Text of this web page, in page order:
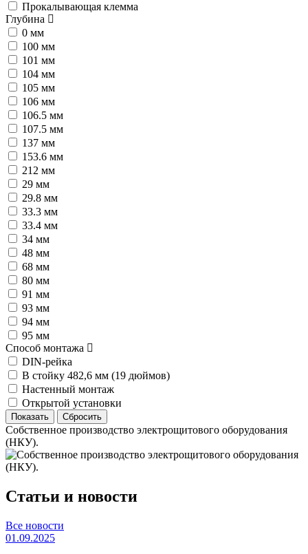
Прокалывающая клемма
Глубина
0 мм
100 мм
101 мм
104 мм
105 мм
106 мм
106.5 мм
107.5 мм
137 мм
153.6 мм
212 мм
29 мм
29.8 мм
33.3 мм
33.4 мм
34 мм
48 мм
68 мм
80 мм
91 мм
93 мм
94 мм
95 мм
Способ монтажа
DIN-рейка
В стойку 482,6 мм (19 дюймов)
Настенный монтаж
Открытой установки
Собственное производство электрощитового оборудования
(НКУ).
Статьи и новости
Все новости
01.09.2025